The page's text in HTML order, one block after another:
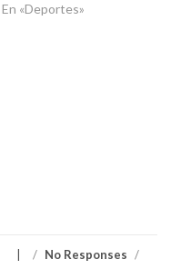
En «Deportes»
/ No Responses /